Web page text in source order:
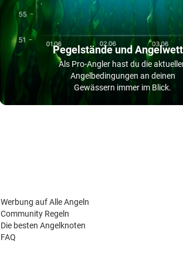
Pegelstände und
Als Pro-Angler hast du die
Angelbedingungen an deinen
Gewässern immer im Blick.
Werbung auf Alle Angeln
Community Regeln
Die besten Angelknoten
FAQ